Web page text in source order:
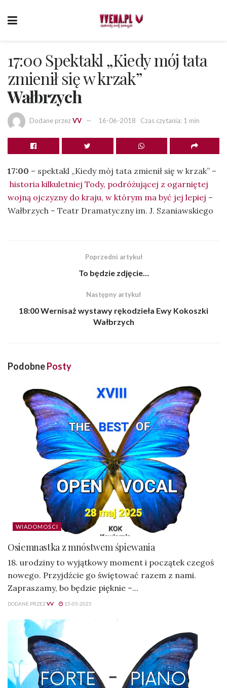
17:00 Spektakl „Kiedy mój tata
zmienił się w krzak”
Wałbrzych
Dodane przezVV 16-06-2018 Czas czytania: 1 min
17:00 – spektakl „Kiedy mój tata zmienił się w krzak” –
historia kilkuletniej Tody, podróżującej z ogarniętej
wojną ojczyzny do kraju, w którym ma być jej lepiej –
Wałbrzych – Teatr Dramatyczny im. J. Szaniawskiego
Poprzedni artykuł
To będzie zdjęcie…
Następny artykuł
18:00 Wernisaż wystawy rękodzieła Ewy Kokoszki
Wałbrzych
PodobnePosty
WIADOMOŚCI
Osiemnastka z mnóstwem śpiewania
18. urodziny to wyjątkowy moment i początek czegoś
nowego. Przyjdźcie go świętować razem z nami.
Zapraszamy, bo będzie pięknie –...
DODANE PRZEZVV 15-05-2025